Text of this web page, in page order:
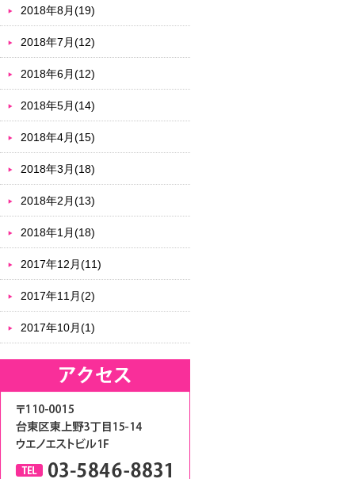
2018年8月(19)
2018年7月(12)
2018年6月(12)
2018年5月(14)
2018年4月(15)
2018年3月(18)
2018年2月(13)
2018年1月(18)
2017年12月(11)
2017年11月(2)
2017年10月(1)